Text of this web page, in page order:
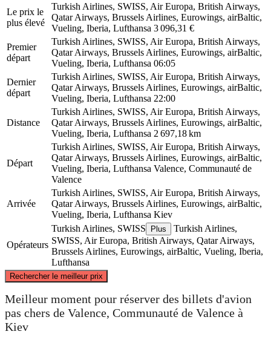
Le prix le
plus élevé
Turkish Airlines, SWISS, Air Europa, British Airways,
Qatar Airways, Brussels Airlines, Eurowings, airBaltic,
Vueling, Iberia, Lufthansa 3 096,31 €
Premier
départ
Turkish Airlines, SWISS, Air Europa, British Airways,
Qatar Airways, Brussels Airlines, Eurowings, airBaltic,
Vueling, Iberia, Lufthansa 06:05
Dernier
départ
Turkish Airlines, SWISS, Air Europa, British Airways,
Qatar Airways, Brussels Airlines, Eurowings, airBaltic,
Vueling, Iberia, Lufthansa 22:00
Distance
Turkish Airlines, SWISS, Air Europa, British Airways,
Qatar Airways, Brussels Airlines, Eurowings, airBaltic,
Vueling, Iberia, Lufthansa 2 697,18 km
Départ
Turkish Airlines, SWISS, Air Europa, British Airways,
Qatar Airways, Brussels Airlines, Eurowings, airBaltic,
Vueling, Iberia, Lufthansa Valence, Communauté de
Valence
Arrivée
Turkish Airlines, SWISS, Air Europa, British Airways,
Qatar Airways, Brussels Airlines, Eurowings, airBaltic,
Vueling, Iberia, Lufthansa Kiev
Opérateurs
Turkish Airlines, SWISS Plus
Turkish Airlines,
SWISS, Air Europa, British Airways, Qatar Airways,
Brussels Airlines, Eurowings, airBaltic, Vueling, Iberia,
Lufthansa
Rechercher le meilleur prix
Kyiv
Meilleur moment pour réserver des billets d'avion
pas chers de Valence, Communauté de Valence à
Kiev